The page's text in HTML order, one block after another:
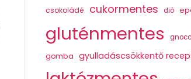
csokoládé
cukormentes dió
gluténmentes
gomba gyulladáscsökkentő